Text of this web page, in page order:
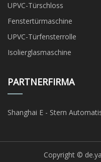
UPVC-Türschloss
Fenstertürmaschine
UPVC-Türfensterrolle
Isolierglasmaschine
PARTNERFIRMA
Shanghai E - Stern Automatisch
Copyright ©